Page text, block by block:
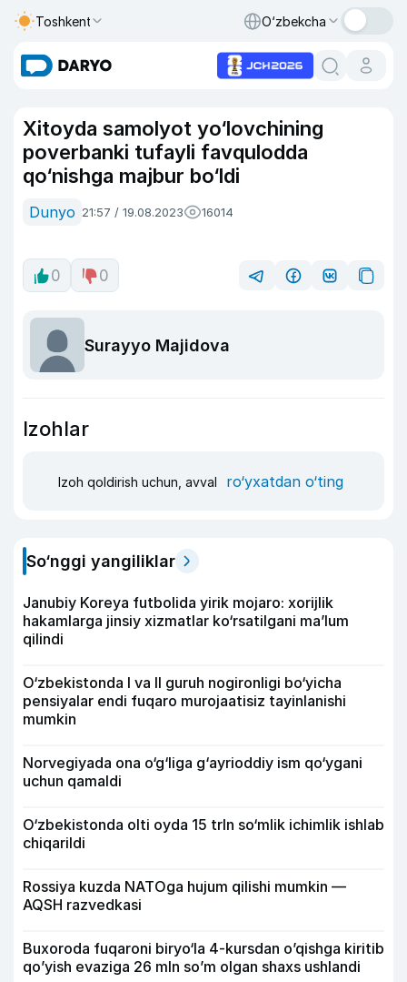
Toshkent O‘zbekcha
Xitoyda samolyot yo‘lovchining
poverbanki tufayli favqulodda
qo‘nishga majbur bo‘ldi
Dunyo 21:57 / 19.08.2023 16014
0 0
Surayyo Majidova
Izohlar
Izoh qoldirish uchun, avval ro‘yxatdan o‘ting
So‘nggi yangiliklar
Janubiy Koreya futbolida yirik mojaro: xorijlik
hakamlarga jinsiy xizmatlar ko‘rsatilgani ma’lum
qilindi
O‘zbekistonda I va II guruh nogironligi bo‘yicha
pensiyalar endi fuqaro murojaatisiz tayinlanishi
mumkin
Norvegiyada ona o‘g‘liga g‘ayrioddiy ism qo‘ygani
uchun qamaldi
O‘zbekistonda olti oyda 15 trln so‘mlik ichimlik ishlab
chiqarildi
Rossiya kuzda NATOga hujum qilishi mumkin —
AQSH razvedkasi
Buxoroda fuqaroni biryo‘la 4-kursdan o’qishga kiritib
qo’yish evaziga 26 mln so’m olgan shaxs ushlandi